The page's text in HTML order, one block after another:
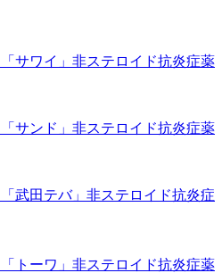
サワイ」 非ステロイド抗炎症薬
サンド」 非ステロイド抗炎症薬
武田テバ」 非ステロイド抗炎症
トーワ」 非ステロイド抗炎症薬